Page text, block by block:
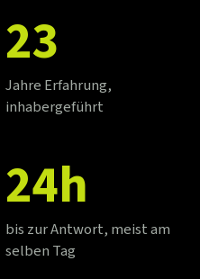
23
Jahre Erfahrung,
inhabergeführt
24h
bis zur Antwort, meist am
selben Tag